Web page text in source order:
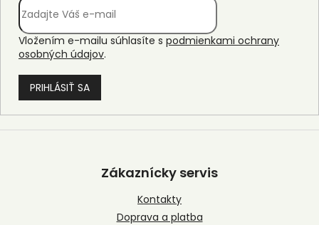
Vložením e-mailu súhlasíte s podmienkami ochrany
osobných údajov.
PRIHLÁSIŤ SA
Z
Zákaznícky servis
Kontakty
Doprava a platba